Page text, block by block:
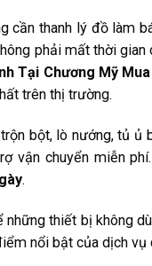
cần thanh lý đồ làm
phải mất thời gian
Tại Chương Mỹ
trên thị trường.
bột, lò nướng, tủ ủ
vận chuyển miễn
.
thiết bị không
nổi bật của dịch vụ